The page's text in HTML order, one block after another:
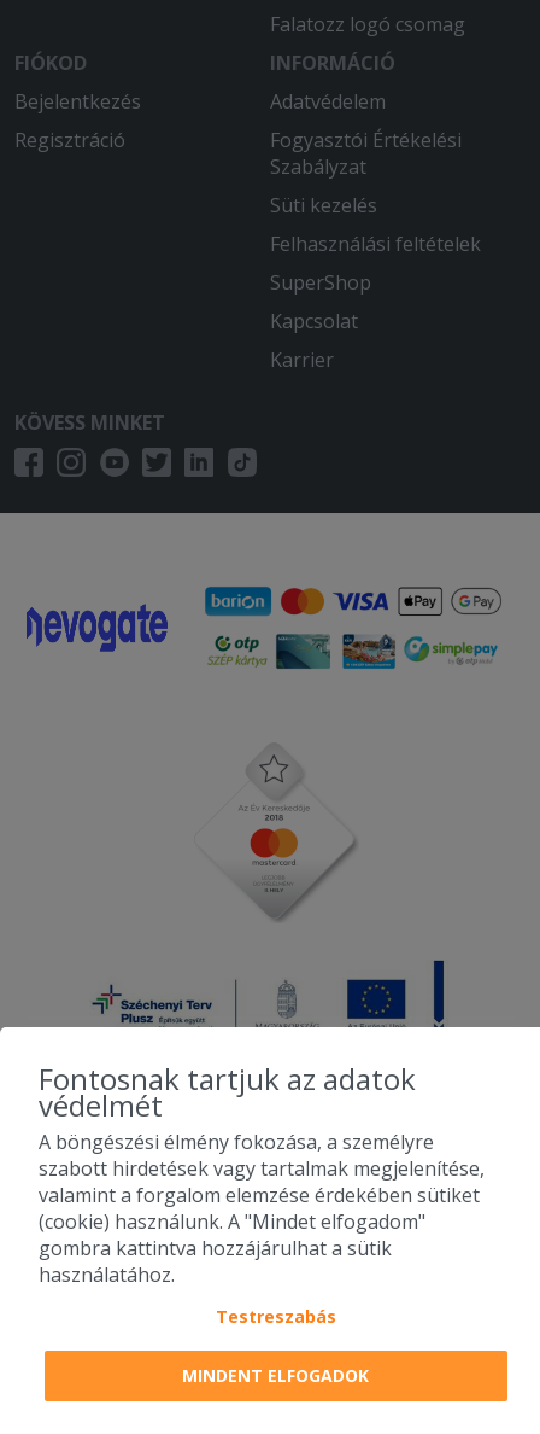
Falatozz logó csomag
FIÓKOD
Bejelentkezés
Regisztráció
INFORMÁCIÓ
Adatvédelem
Fogyasztói Értékelési
Szabályzat
Süti kezelés
Felhasználási feltételek
SuperShop
Kapcsolat
Karrier
KÖVESS MINKET
2010-2026 Copyright - Falatozz.hu - Diston-line Kft.
Pizza, gyros, hamburger, menük kedvező áron, egy helyen az összes
étterem ajánlata.
Fontosnak tartjuk az adatok
védelmét
A böngészési élmény fokozása, a személyre
szabott hirdetések vagy tartalmak megjelenítése,
valamint a forgalom elemzése érdekében sütiket
(cookie) használunk. A "Mindet elfogadom"
gombra kattintva hozzájárulhat a sütik
használatához.
Testreszabás
MINDENT ELFOGADOK